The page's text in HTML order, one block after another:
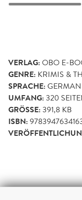
VERLAG:OBO E-
GENRE: KRIMIS &
SPRACHE:GERMAN
UMFANG:320
GRÖSSE: 391,8 KB
ISBN: